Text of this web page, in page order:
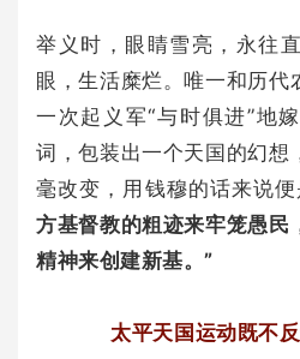
举义时，眼睛雪亮，永往
眼，生活糜烂。唯一和历代
一次起义军“与时俱进”地
词，包装出一个天国的幻想
毫改变，用钱穆的话来说便
方基督教的粗迹来牢笼愚民
精神来创建新基。”
太平天国运动既不